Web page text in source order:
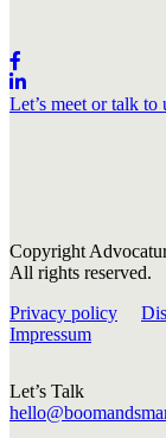
Let’s meet or talk to
Copyright
All rights reserved.
Privacy policy
Impressum
Let’s Talk